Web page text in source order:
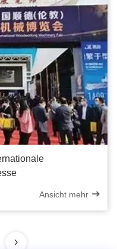
Ansicht mehr